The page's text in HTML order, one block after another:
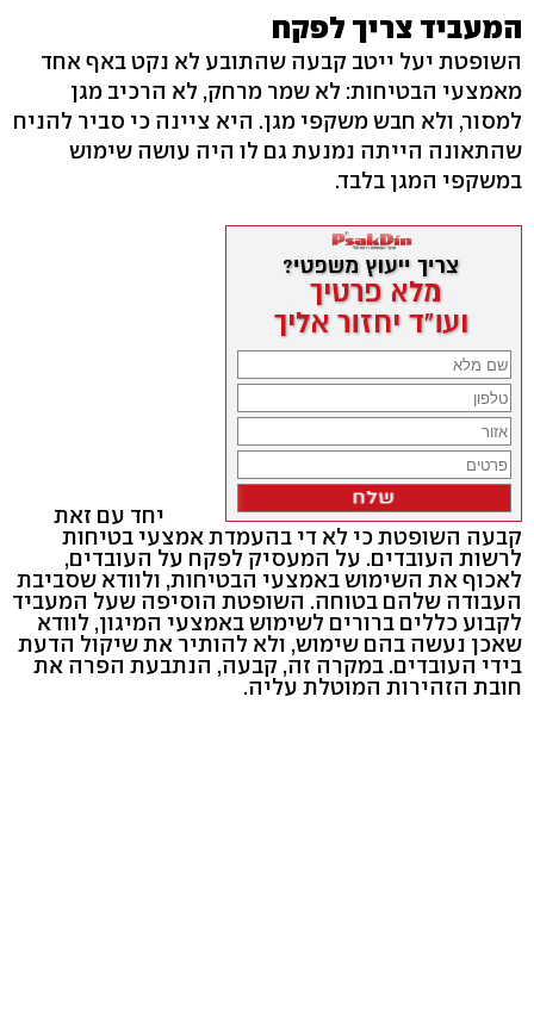
המעביד צריך לפקח
השופטת יעל ייטב קבעה שהתובע לא נקט באף אחד
מאמצעי הבטיחות: לא שמר מרחק, לא הרכיב מגן
למסור, ולא חבש משקפי מגן. היא ציינה כי סביר להניח
שהתאונה הייתה נמנעת גם לו היה עושה שימוש
במשקפי המגן בלבד.
יחד עם זאת
קבעה השופטת כי לא די בהעמדת אמצעי בטיחות
לרשות העובדים. על המעסיק לפקח על העובדים,
לאכוף את השימוש באמצעי הבטיחות, ולוודא שסביבת
העבודה שלהם בטוחה. השופטת הוסיפה שעל המעביד
לקבוע כללים ברורים לשימוש באמצעי המיגון, לוודא
שאכן נעשה בהם שימוש, ולא להותיר את שיקול הדעת
בידי העובדים. במקרה זה, קבעה, הנתבעת הפרה את
חובת הזהירות המוטלת עליה.